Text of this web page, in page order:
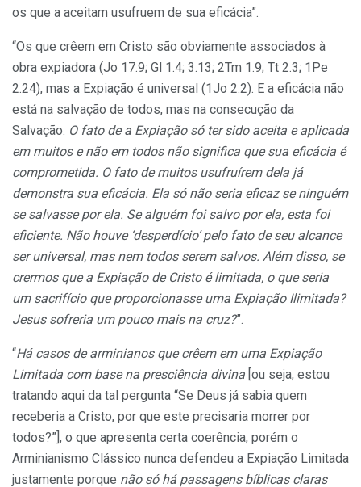
os que a aceitam usufruem de sua eficácia”.
“Os que crêem em Cristo são obviamente associados à
obra expiadora (Jo 17.9; Gl 1.4; 3.13; 2Tm 1.9; Tt 2.3; 1Pe
2.24), mas a Expiação é universal (1Jo 2.2). E a eficácia não
está na salvação de todos, mas na consecução da
Salvação. O fato de a Expiação só ter sido aceita e aplicada
em muitos e não em todos não significa que sua eficácia é
comprometida. O fato de muitos usufruírem dela já
demonstra sua eficácia. Ela só não seria eficaz se ninguém
se salvasse por ela. Se alguém foi salvo por ela, esta foi
eficiente. Não houve ‘desperdício’ pelo fato de seu alcance
ser universal, mas nem todos serem salvos. Além disso, se
crermos que a Expiação de Cristo é limitada, o que seria
um sacrifício que proporcionasse uma Expiação Ilimitada?
Jesus sofreria um pouco mais na cruz?”.
“Há casos de arminianos que crêem em uma Expiação
Limitada com base na presciência divina [ou seja, estou
tratando aqui da tal pergunta “Se Deus já sabia quem
receberia a Cristo, por que este precisaria morrer por
todos?”], o que apresenta certa coerência, porém o
Arminianismo Clássico nunca defendeu a Expiação Limitada
justamente porque não só há passagens bíblicas claras